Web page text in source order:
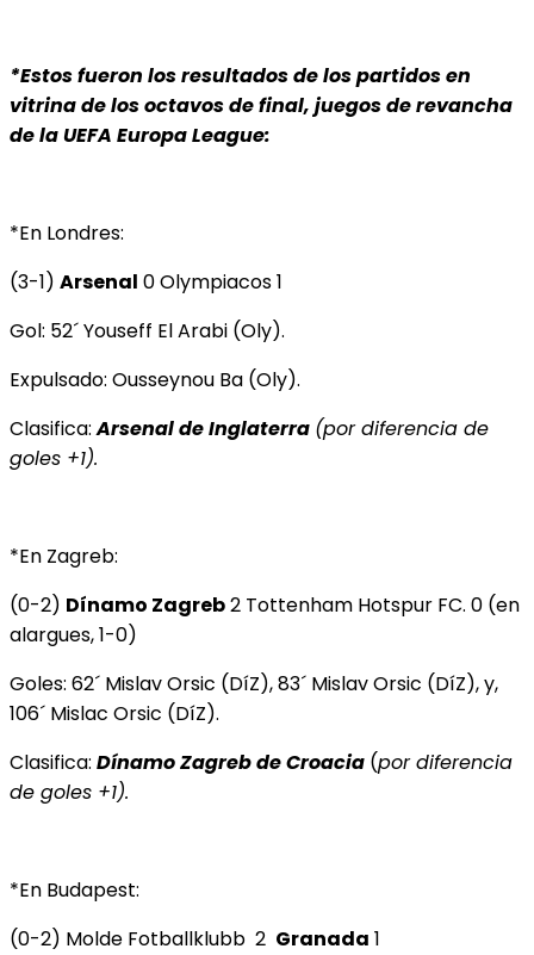
*Estos fueron los resultados de los partidos en
vitrina de los octavos de final, juegos de revancha
de la UEFA Europa League:
*En Londres:
(3-1) Arsenal 0 Olympiacos 1
Gol: 52´ Youseff El Arabi (Oly).
Expulsado: Ousseynou Ba (Oly).
Clasifica:Arsenal de Inglaterra (por diferencia de
goles +1).
*En Zagreb:
(0-2) Dínamo Zagreb2 Tottenham Hotspur FC. 0 (en
alargues, 1-0)
Goles: 62´ Mislav Orsic (DíZ), 83´ Mislav Orsic (DíZ), y,
106´ Mislac Orsic (DíZ).
Clasifica: Dínamo Zagreb de Croacia (por diferencia
de goles +1).
*En Budapest:
(0-2) Molde Fotballklubb 2 Granada 1